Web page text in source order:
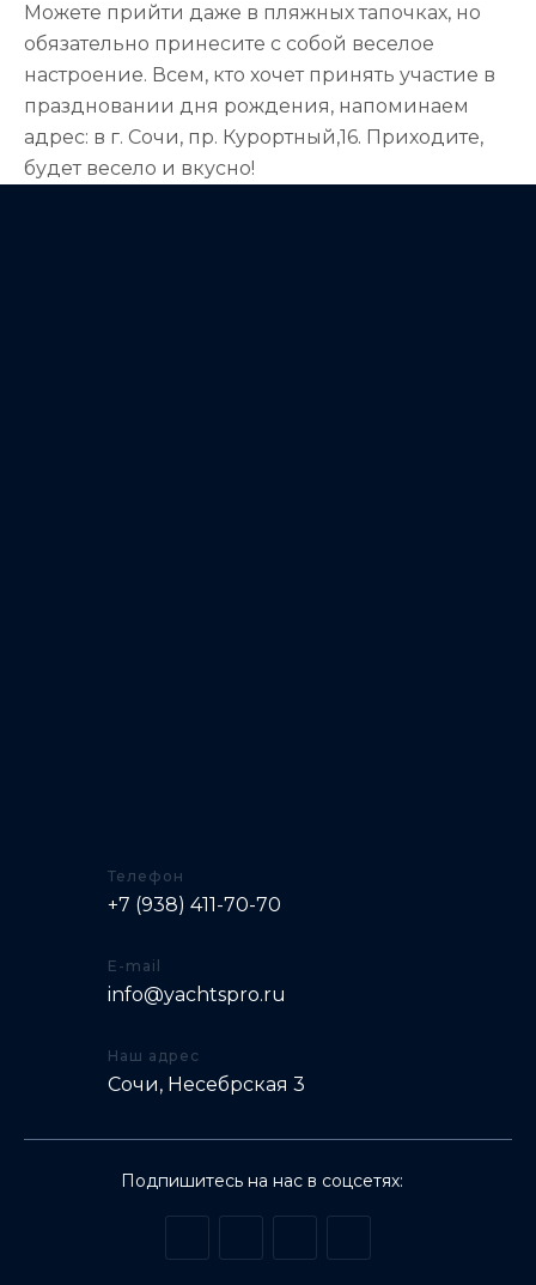
Можете прийти даже в пляжных тапочках, но
обязательно принесите с собой веселое
настроение. Всем, кто хочет принять участие в
праздновании дня рождения, напоминаем
адрес: в г. Сочи, пр. Курортный,16. Приходите,
будет весело и вкусно!
Телефон
+7 (938) 411-70-70
E-mail
info@yachtspro.ru
Наш адрес
Сочи, Несебрская 3
Подпишитесь на нас в соцсетях: